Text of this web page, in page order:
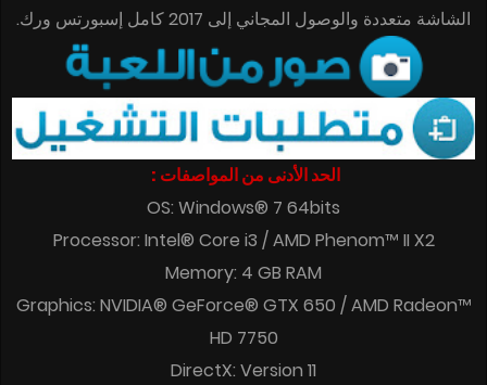
الشاشة متعددة والوصول المجاني إلى 2017 كامل إسبورتس ورك.
الحد الأدنى من المواصفات :
OS: Windows® 7 64bits
Processor: Intel® Core i3 / AMD Phenom™ II X2
Memory: 4 GB RAM
Graphics: NVIDIA® GeForce® GTX 650 / AMD Radeon™
HD 7750
DirectX: Version 11